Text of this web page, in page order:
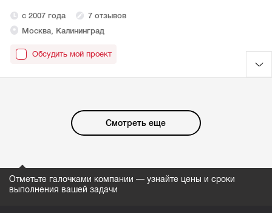
с 2007 года
7 отзывов
Москва, Калининград
Обсудить мой проект
Смотреть еще
Отметьте галочками компании — узнайте цены и сроки
выполнения вашей задачи